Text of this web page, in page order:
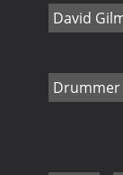
David
Drummer